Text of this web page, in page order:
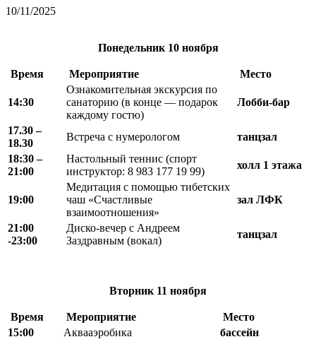
10/11/2025
Понедельник 10 ноября
Время Мероприятие Место
14:30
Ознакомительная экскурсия по
санаторию (в конце — подарок
каждому гостю)
Лобби-бар
17.30 –
18.30
Встреча с нумерологом
танцзал
18:30 –
21:00
Настольный теннис (спорт
инструктор: 8 983 177 19 99)
холл 1 этажа
19:00
Медитация с помощью тибетских
чаш «Счастливые
взаимоотношения»
зал ЛФК
21:00
-23:00
Диско-вечер с Андреем
Заздравным (вокал)
танцзал
Вторник 11 ноября
Время Мероприятие
Место
15:00
Аквааэробика
бассейн